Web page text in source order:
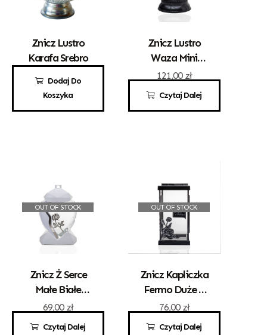
Dodaj Do
Koszyka
Znicz Lustro
Karafa Srebro
95,00 zł
Czytaj Dalej
Znicz Lustro
Waza Mini
Srebrna
121,00 zł
OUT OF STOCK
Czytaj Dalej
Znicz Ż Serce
Małe Białe
Złota Róża
69,00 zł
OUT OF STOCK
Czytaj Dalej
Znicz Kapliczka
Fermo Duże Z
Różą
76,00 zł